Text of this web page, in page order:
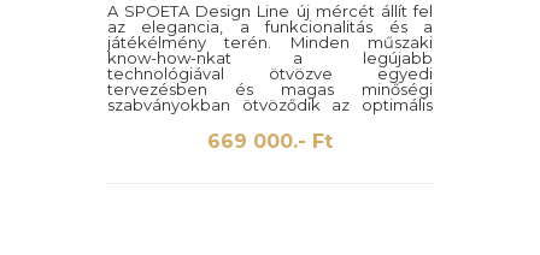
A SPOETA Design Line új mércét állít fel
az elegancia, a funkcionalitás és a
játékélmény terén. Minden műszaki
know-how-nkat a legújabb
technológiával ötvözve egyedi
tervezésben és magas minőségi
szabványokban ötvöződik az optimális
szórakozás érdekében. A Pro Edition
kifejezetten modern és nyitott
környezetekhez készült. Kiváló minőségű
669 000.- Ft